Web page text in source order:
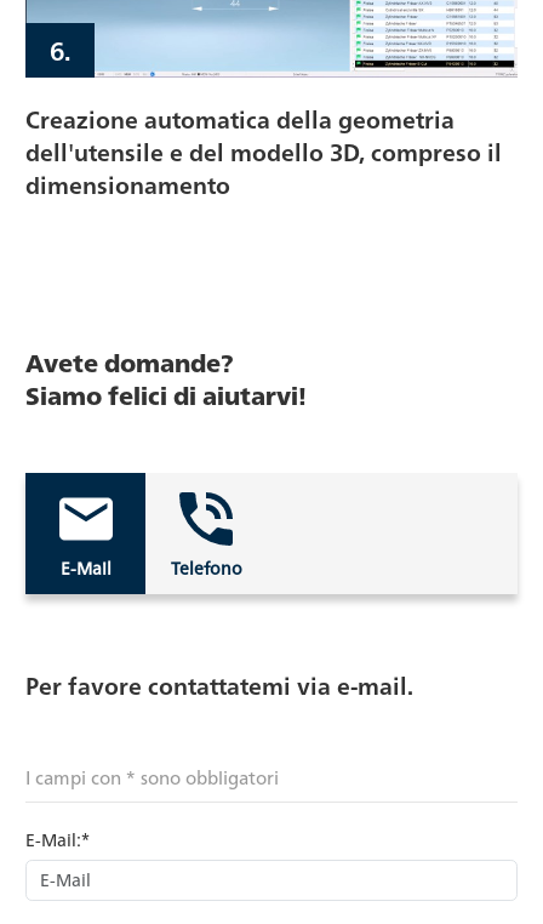
6.
Creazione automatica della geometria
dell'utensile e del modello 3D, compreso il
dimensionamento
Avete domande?
Siamo felici di aiutarvi!
E-Mail Telefono
Per favore contattatemi via e-mail.
I campi con * sono obbligatori
E-Mail:*